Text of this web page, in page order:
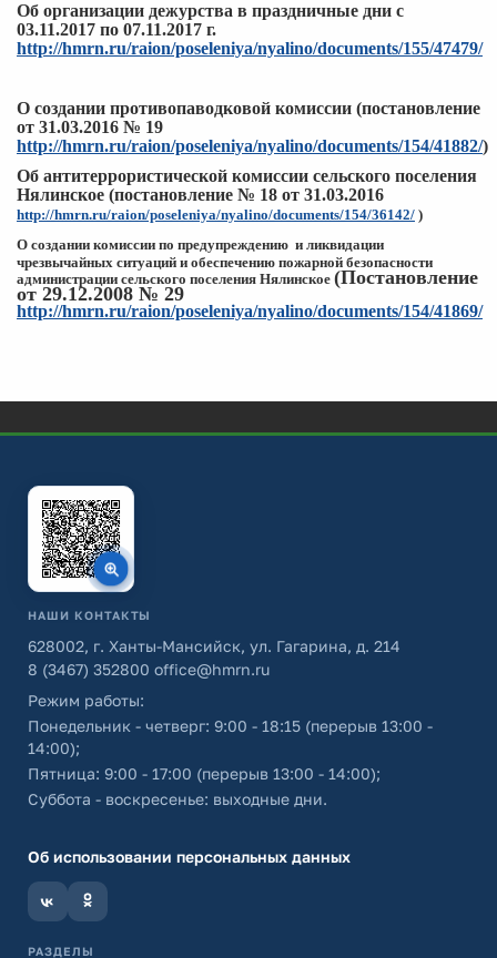
Об организации дежурства в праздничные дни с
03.11.2017 по 07.11.2017 г.
http://hmrn.ru/raion/poseleniya/nyalino/documents/155/47479/
О создании противопаводковой комиссии (постановление
от 31.03.2016 № 19
http://hmrn.ru/raion/poseleniya/nyalino/documents/154/41882/)
Об антитеррористической комиссии сельского поселения
Нялинское (постановление № 18 от 31.03.2016
http://hmrn.ru/raion/poseleniya/nyalino/documents/154/36142/ )
О создании комиссии по предупреждению и ликвидации
чрезвычайных ситуаций и обеспечению пожарной безопасности
администрации сельского поселения Нялинское (Постановление
от 29.12.2008 № 29
http://hmrn.ru/raion/poseleniya/nyalino/documents/154/41869/
НАШИ КОНТАКТЫ
628002, г. Ханты-Мансийск, ул. Гагарина, д. 214
8 (3467) 352800 office@hmrn.ru
Режим работы:
Понедельник - четверг: 9:00 - 18:15 (перерыв 13:00 -
14:00);
Пятница: 9:00 - 17:00 (перерыв 13:00 - 14:00);
Суббота - воскресенье: выходные дни.
Об использовании персональных данных
РАЗДЕЛЫ